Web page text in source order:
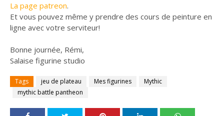
La page patreon.
Et vous pouvez même y prendre des cours de peinture en
ligne avec votre serviteur!
Bonne journée, Rémi,
Salaise figurine studio
Tags jeu de plateau Mes figurines
Mythic
mythic battle pantheon